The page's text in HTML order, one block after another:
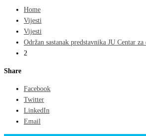
Home
Vijesti
Vijesti
Održan sastanak predstavnika JU Centar
2
Share
Facebook
Twitter
LinkedIn
Email